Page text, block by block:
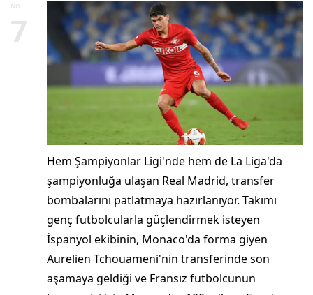
NO
7
Hem Şampiyonlar Ligi'nde hem de La Liga'da
şampiyonluğa ulaşan Real Madrid, transfer
bombalarını patlatmaya hazırlanıyor. Takımı
genç futbolcularla güçlendirmek isteyen
İspanyol ekibinin, Monaco'da forma giyen
Aurelien Tchouameni'nin transferinde son
aşamaya geldiği ve Fransız futbolcunun